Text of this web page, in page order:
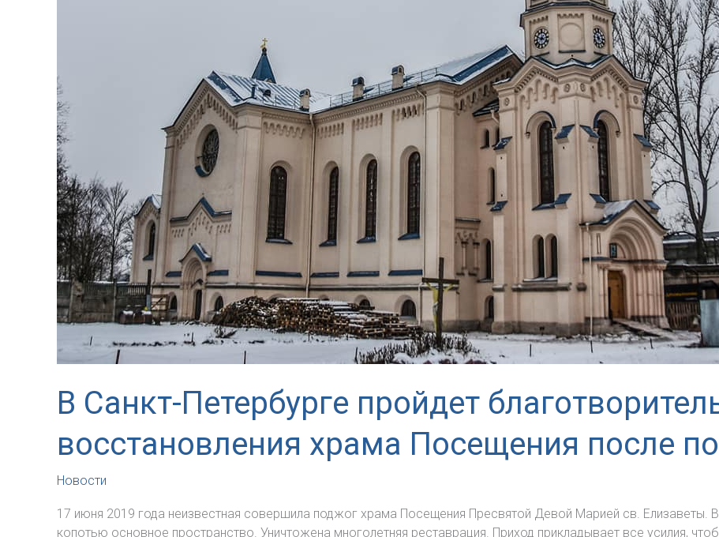
В Санкт-Петербурге пройдет
восстановления храма Посещения после
Новости
17 июня 2019 года неизвестная совершила поджог храма Посещения Пресвятой Девой Марией св. Елизаветы.
копотью основное пространство. Уничтожена многолетняя реставрация. Приход прикладывает все усилия,